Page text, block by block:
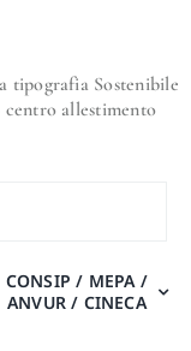
tipografia Sostenibile
allestimento
CONSIP / MEPA /
ANVUR / CINECA